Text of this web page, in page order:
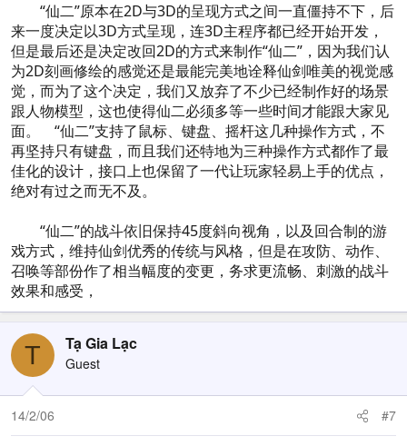
“仙二”原本在2D与3D的呈现方式之间一直僵持不下，后
来一度决定以3D方式呈现，连3D主程序都已经开始开发，
但是最后还是决定改回2D的方式来制作“仙二”，因为我们认
为2D刻画修绘的感觉还是最能完美地诠释仙剑唯美的视觉感
觉，而为了这个决定，我们又放弃了不少已经制作好的场景
跟人物模型，这也使得仙二必须多等一些时间才能跟大家见
面。 “仙二”支持了鼠标、键盘、摇杆这几种操作方式，不
再坚持只有键盘，而且我们还特地为三种操作方式都作了最
佳化的设计，接口上也保留了一代让玩家轻易上手的优点，
绝对有过之而无不及。
“仙二”的战斗依旧保持45度斜向视角，以及回合制的游
戏方式，维持仙剑优秀的传统与风格，但是在攻防、动作、
召唤等部份作了相当幅度的变更，务求更流畅、刺激的战斗
效果和感受，
T Tạ Gia Lạc
Guest
14/2/06 #7